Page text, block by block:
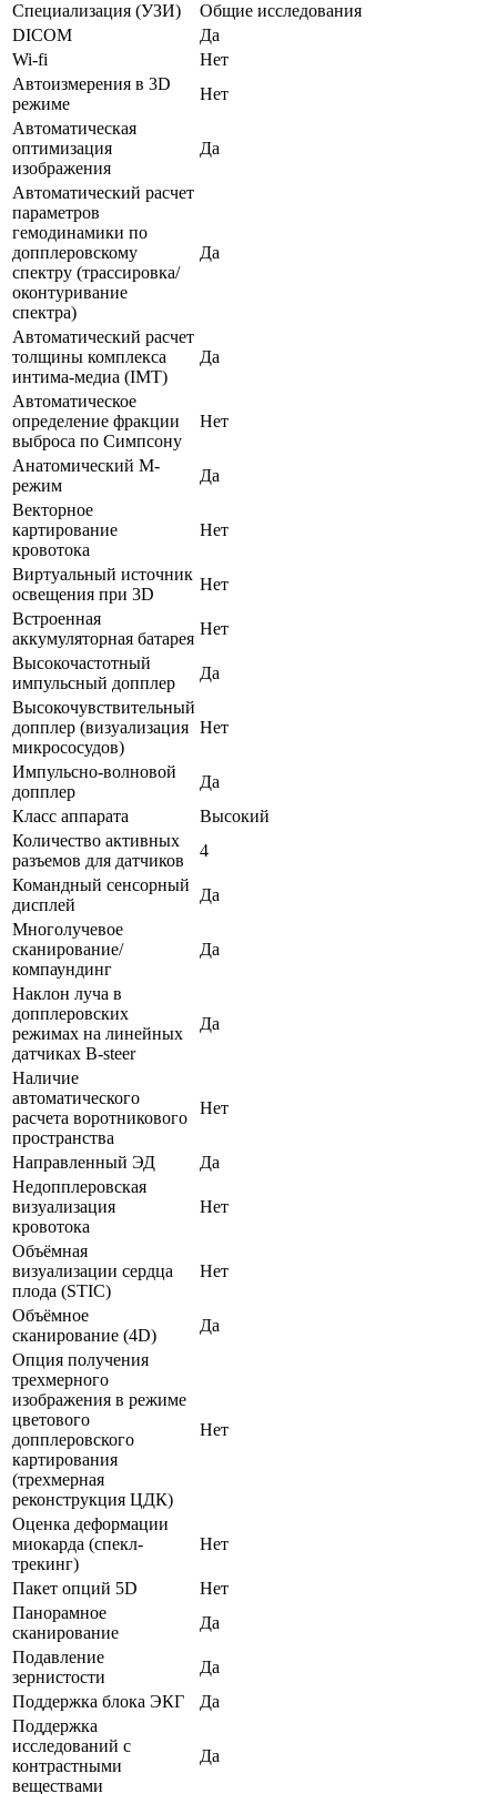
Специализация (УЗИ)
Общие исследования
DICOM
Да
Wi-fi
Нет
Автоизмерения в 3D
режиме
Нет
Автоматическая
оптимизация
изображения
Да
Автоматический расчет
параметров
гемодинамики по
допплеровскому
спектру (трассировка/
оконтуривание
спектра)
Да
Автоматический расчет
толщины комплекса
интима-медиа (IMT)
Да
Автоматическое
определение фракции
выброса по Симпсону
Нет
Анатомический М-
режим
Да
Векторное
картирование
кровотока
Нет
Виртуальный источник
освещения при 3D
Нет
Встроенная
аккумуляторная батарея
Нет
Высокочастотный
импульсный допплер
Да
Высокочувствительный
допплер (визуализация
микрососудов)
Нет
Импульсно-волновой
допплер
Да
Класс аппарата
Высокий
Количество активных
разъемов для датчиков
4
Командный сенсорный
дисплей
Да
Многолучевое
сканирование/
компаундинг
Да
Наклон луча в
допплеровских
режимах на линейных
датчиках B-steer
Да
Наличие
автоматического
расчета воротникового
пространства
Нет
Направленный ЭД
Да
Недопплеровская
визуализация
кровотока
Нет
Объёмная
визуализации сердца
плода (STIC)
Нет
Объёмное
сканирование (4D)
Да
Опция получения
трехмерного
изображения в режиме
цветового
допплеровского
картирования
(трехмерная
реконструкция ЦДК)
Нет
Оценка деформации
миокарда (спекл-
трекинг)
Нет
Пакет опций 5D
Нет
Панорамное
сканирование
Да
Подавление
зернистости
Да
Поддержка блока ЭКГ
Да
Поддержка
исследований с
контрастными
веществами
Да